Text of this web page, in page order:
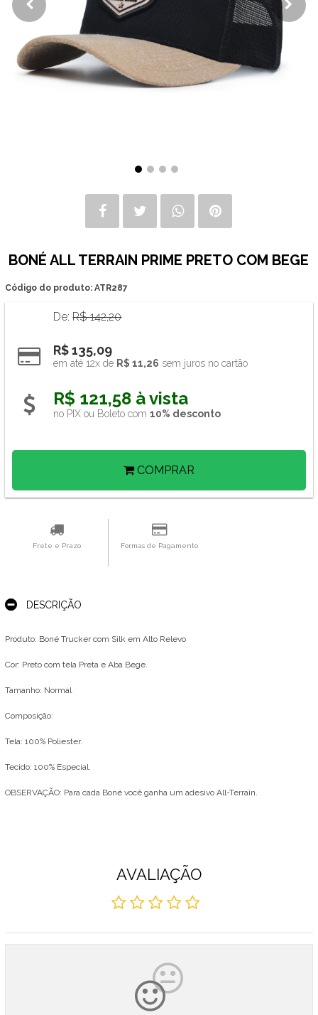
BONÉ ALL TERRAIN PRIME PRETO COM BEGE
Código do produto: ATR287
De:R$ 142,20
R$ 135,09
em até 12x de R$ 11,26 sem juros no cartão
R$ 121,58 à vista
no PIX ou Boleto com 10% desconto
COMPRAR
Frete e Prazo Formas de Pagamento
DESCRIÇÃO
Produto: Boné Trucker com Silk em Alto Relevo
Cor: Preto com tela Preta e Aba Bege.
​Tamanho: Normal
Composição:
Tela: 100% Poliester.
Tecido: 100% Especial.
OBSERVAÇÃO: Para cada Boné você ganha um adesivo All-Terrain.
AVALIAÇÃO